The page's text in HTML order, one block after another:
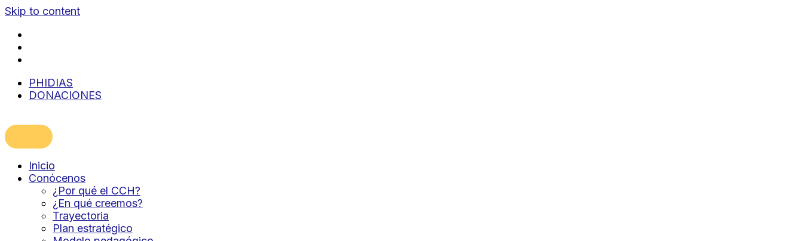
Skip to content
PHIDIAS
DONACIONES
Inicio
Conócenos
¿Por qué el CCH?
¿En qué creemos?
Trayectoria
Plan estratégico